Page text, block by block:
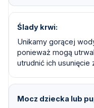
Ślady krwi
Unikamy gorącej
ponieważ mogą
utrudnić ich usunięcie
Mocz dziecka lub